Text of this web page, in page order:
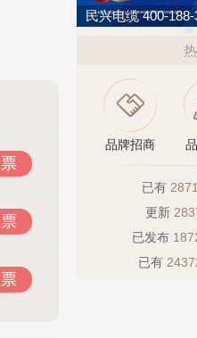
民兴电缆 400-188-
品牌招商
已有
更新
已发布
已有